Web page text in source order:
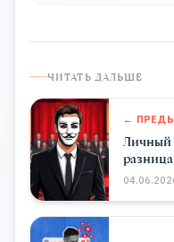
ЧИТАТЬ ДАЛЬШЕ
←
Личный